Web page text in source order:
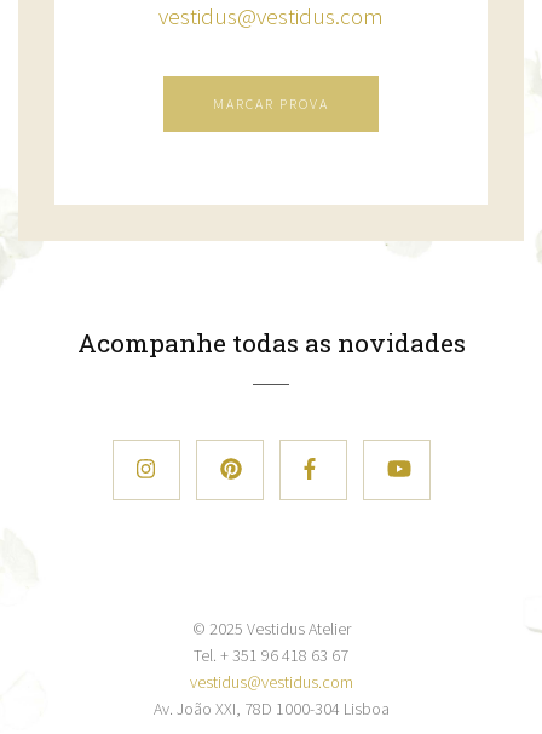
vestidus@vestidus.com
MARCAR PROVA
Acompanhe todas as novidades
© 2025 Vestidus Atelier
Tel. + 351 96 418 63 67
vestidus@vestidus.com
Av. João XXI, 78D 1000-304 Lisboa